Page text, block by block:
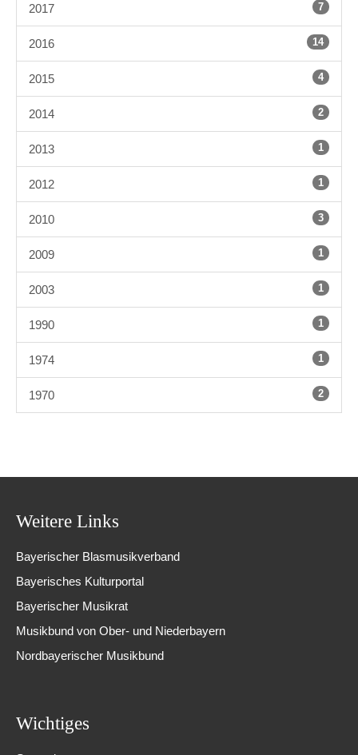
2017 7
2016 14
2015 4
2014 2
2013 1
2012 1
2010 3
2009 1
2003 1
1990 1
1974 1
1970 2
Weitere Links
Bayerischer Blasmusikverband
Bayerisches Kulturportal
Bayerischer Musikrat
Musikbund von Ober- und Niederbayern
Nordbayerischer Musikbund
Wichtiges